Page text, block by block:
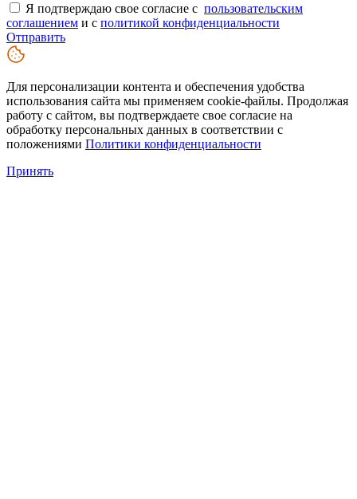
Я подтверждаю свое согласие с пользовательским
соглашением и с политикой конфиденциальности
Отправить
Для персонализации контента и обеспечения удобства
использования сайта мы применяем cookie-файлы. Продолжая
работу с сайтом, вы подтверждаете свое согласие на
обработку персональных данных в соответствии с
положениями Политики конфиденциальности
Принять